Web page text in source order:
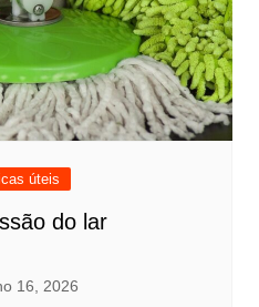
úteis
do lar
16, 2026